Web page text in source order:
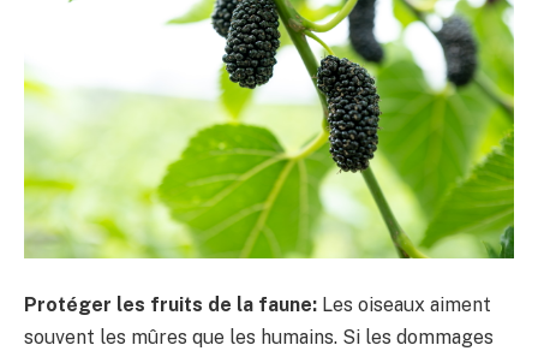
Protéger les fruits de la faune: Les oiseaux aiment
souvent les mûres que les humains. Si les dommages